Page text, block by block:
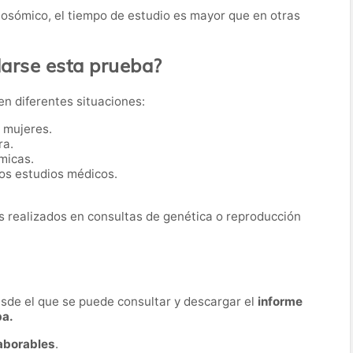
el tiempo de estudio es mayor que en otras
esta prueba?
diferentes situaciones:
estudios médicos.
realizados en consultas de genética o reproducción
el que se puede consultar y descargar el informe
.